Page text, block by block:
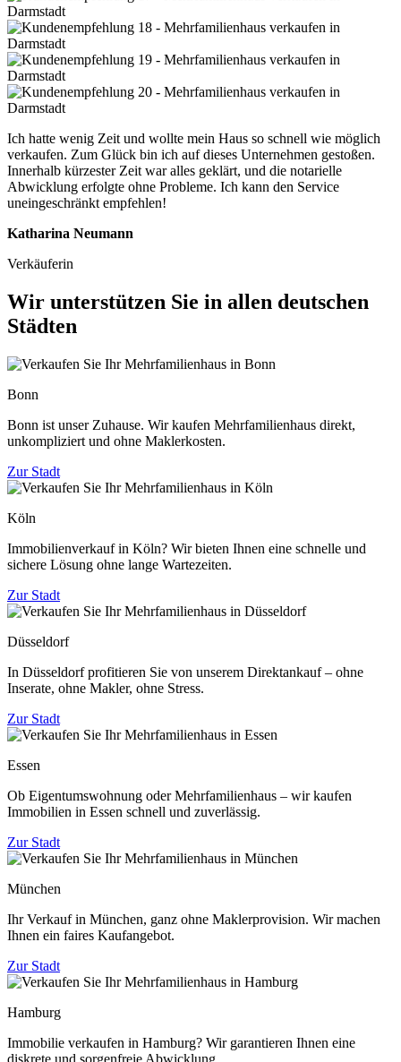
Ich hatte wenig Zeit und wollte mein Haus so schnell wie möglich
verkaufen. Zum Glück bin ich auf dieses Unternehmen gestoßen.
Innerhalb kürzester Zeit war alles geklärt, und die notarielle
Abwicklung erfolgte ohne Probleme. Ich kann den Service
uneingeschränkt empfehlen!
Katharina Neumann
Verkäuferin
Wir unterstützen Sie in allen deutschen
Städten
Bonn
Bonn ist unser Zuhause. Wir kaufen Mehrfamilienhaus direkt,
unkompliziert und ohne Maklerkosten.
Zur Stadt
Köln
Immobilienverkauf in Köln? Wir bieten Ihnen eine schnelle und
sichere Lösung ohne lange Wartezeiten.
Zur Stadt
Düsseldorf
In Düsseldorf profitieren Sie von unserem Direktankauf – ohne
Inserate, ohne Makler, ohne Stress.
Zur Stadt
Essen
Ob Eigentumswohnung oder Mehrfamilienhaus – wir kaufen
Immobilien in Essen schnell und zuverlässig.
Zur Stadt
München
Ihr Verkauf in München, ganz ohne Maklerprovision. Wir machen
Ihnen ein faires Kaufangebot.
Zur Stadt
Hamburg
Immobilie verkaufen in Hamburg? Wir garantieren Ihnen eine
diskrete und sorgenfreie Abwicklung.